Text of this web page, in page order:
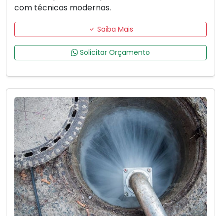
com técnicas modernas.
Saiba Mais
Solicitar Orçamento